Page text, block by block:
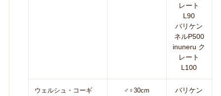
レート
L90
バリケン
ネルP500
inuneru ク
レート
L100
ウェルシュ・コーギ
♂♀30cm
バリケン